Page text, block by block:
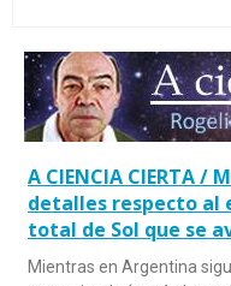
A CIENCIA CIERTA /
detalles respecto al
total de Sol que se
Mientras en Argentina